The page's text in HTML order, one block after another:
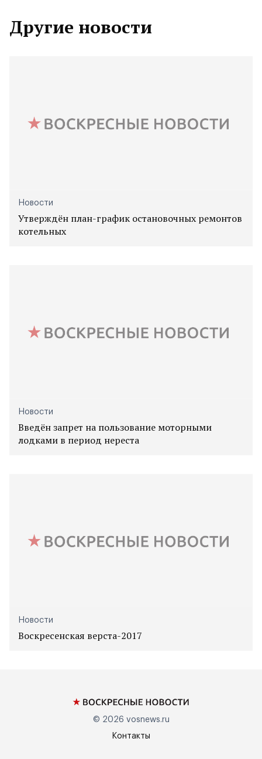
Другие новости
Новости
Утверждён план-график остановочных ремонтов
котельных
Новости
Введён запрет на пользование моторными
лодками в период нереста
Новости
Воскресенская верста-2017
© 2026 vosnews.ru
Контакты